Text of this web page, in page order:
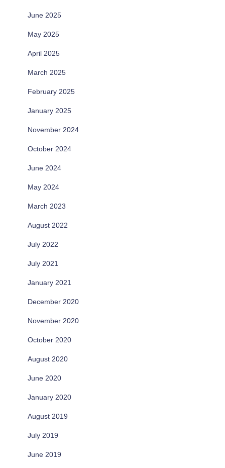
June 2025
May 2025
April 2025
March 2025
February 2025
January 2025
November 2024
October 2024
June 2024
May 2024
March 2023
August 2022
July 2022
July 2021
January 2021
December 2020
November 2020
October 2020
August 2020
June 2020
January 2020
August 2019
July 2019
June 2019